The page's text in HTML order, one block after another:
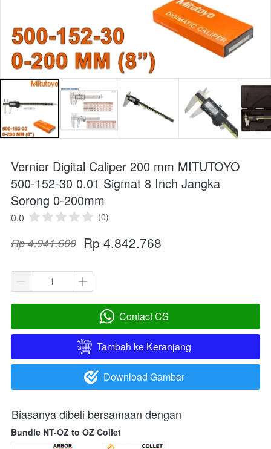
Vernier Digital Caliper 200 mm MITUTOYO
500-152-30 0.01 Sigmat 8 Inch Jangka
Sorong 0-200mm
0.0 (0)
Rp 4.941.600 Rp 4.842.768
` Contact CS
` Tambah ke Keranjang
` Download Gambar
Biasanya dibeli bersamaan dengan
Bundle NT-OZ to OZ Collet